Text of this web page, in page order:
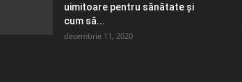
uimitoare pentru sănătate și
cum să...
decembrie 11, 2020